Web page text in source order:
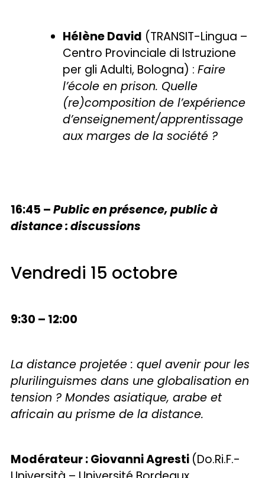
Hélène David (TRANSIT-Lingua –
Centro Provinciale di Istruzione
per gli Adulti, Bologna) :Faire
l’école en prison. Quelle
(re)composition de l’expérience
d’enseignement/apprentissage
aux marges de la société ?
16:45 –Public en présence, public à
distance : discussions
Vendredi 15 octobre
9:30 – 12:00
La distance projetée : quel avenir pour les
plurilinguismes dans une globalisation en
tension ? Mondes asiatique, arabe et
africain au prisme de la distance.
Modérateur : Giovanni Agresti (Do.Ri.F.-